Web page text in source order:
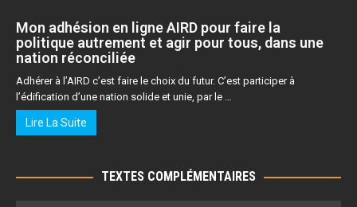
Mon adhésion en ligne AIRD pour faire la
politique autrement et agir pour tous, dans une
nation réconciliée
Adhérer à l’AIRD c’est faire le choix du futur. C’est participer à
l’édification d’une nation solide et unie, par le …
Lire La Suite
TEXTES COMPLÉMENTAIRES